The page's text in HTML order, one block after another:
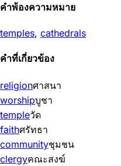
คำพ้องความหมาย
temples, cathedrals
คำที่เกี่ยวข้อง
religionศาสนา
worshipบูชา
templeวัด
faithศรัทธา
communityชุมชน
clergyคณะสงฆ์